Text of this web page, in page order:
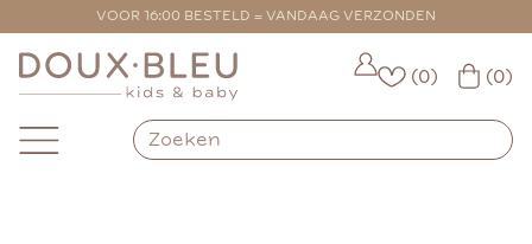
VOOR 16:00 BESTELD = VANDAAG VERZONDEN
(0) (0)